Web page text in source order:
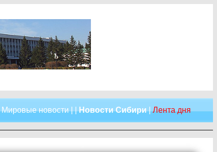
Мировые новости| |Новости Сибири|Лента дня